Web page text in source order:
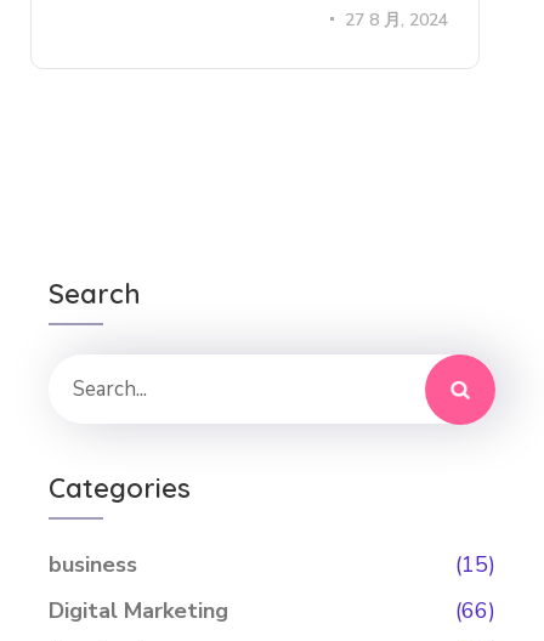
27 8 月, 2024
Search
Categories
business
(15)
Digital Marketing
(66)